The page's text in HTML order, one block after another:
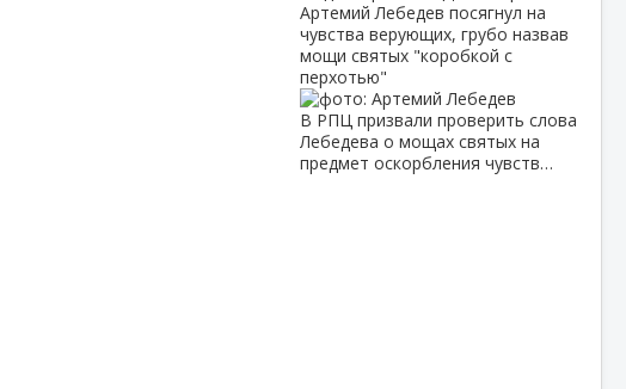
Артемий Лебедев посягнул на
чувства верующих, грубо назвав
мощи святых "коробкой с
перхотью"
В РПЦ призвали проверить слова
Лебедева о мощах святых на
предмет оскорбления чувств…